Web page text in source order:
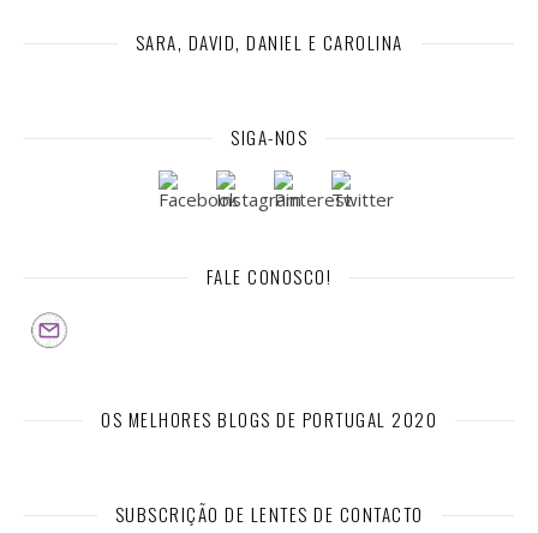
SARA, DAVID, DANIEL E CAROLINA
SIGA-NOS
FALE CONOSCO!
OS MELHORES BLOGS DE PORTUGAL 2020
SUBSCRIÇÃO DE LENTES DE CONTACTO